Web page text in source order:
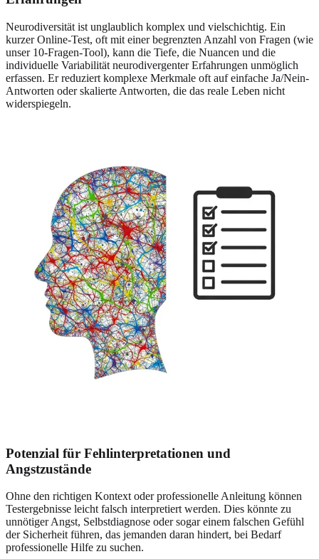
Neurodiversität ist unglaublich komplex und vielschichtig. Ein
kurzer Online-Test, oft mit einer begrenzten Anzahl von Fragen (wie
unser 10-Fragen-Tool), kann die Tiefe, die Nuancen und die
individuelle Variabilität neurodivergenter Erfahrungen unmöglich
erfassen. Er reduziert komplexe Merkmale oft auf einfache Ja/Nein-
Antworten oder skalierte Antworten, die das reale Leben nicht
widerspiegeln.
Potenzial für Fehlinterpretationen und
Angstzustände
Ohne den richtigen Kontext oder professionelle Anleitung können
Testergebnisse leicht falsch interpretiert werden. Dies könnte zu
unnötiger Angst, Selbstdiagnose oder sogar einem falschen Gefühl
der Sicherheit führen, das jemanden daran hindert, bei Bedarf
professionelle Hilfe zu suchen.